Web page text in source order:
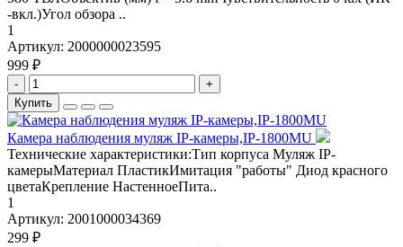
-вкл.)Угол обзора ..
1
Артикул: 2000000023595
999 ₽
-
+
Купить
Камера наблюдения муляж IP-камеры,IP-1800MU
Технические характеристики:Тип корпуса Муляж IP-
камерыМатериал ПластикИмитация "работы" Диод красного
цветаКрепление НастенноеПита..
1
Артикул: 2001000034369
299 ₽